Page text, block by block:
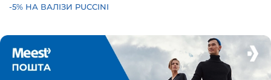
-5% НА ВАЛІЗИ PUCCINI